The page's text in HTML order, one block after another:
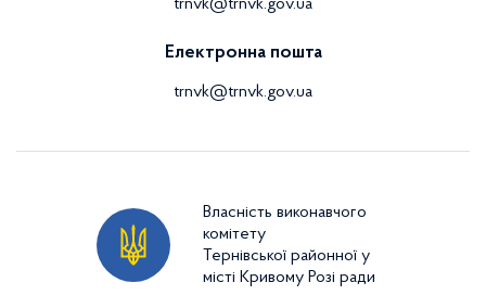
trnvk@trnvk.gov.ua
Електронна пошта
trnvk@trnvk.gov.ua
Власність виконавчого
комітету
Тернівської районної у
місті Кривому Розі ради